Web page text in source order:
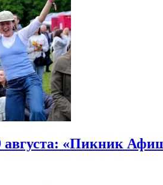
августа: «Пикник